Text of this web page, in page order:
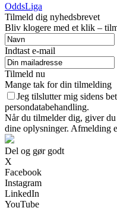
OddsLiga
Tilmeld dig nyhedsbrevet
Bliv klogere med et klik –
Indtast e-mail
Tilmeld nu
Mange tak for din tilmelding
Jeg tilslutter mig sidens
persondatabehandling.
Når du tilmelder dig, giver
dine oplysninger. Afmelding
Del og gør godt
X
Facebook
Instagram
LinkedIn
YouTube